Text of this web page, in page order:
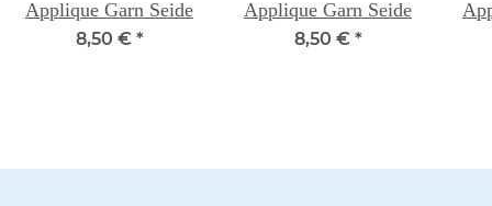
Applique Garn Seide
8,50 € *
Applique Garn Seide
8,50 € *